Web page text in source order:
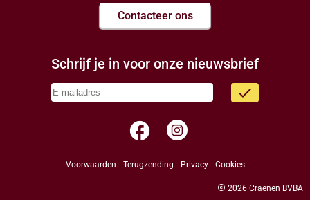
Contacteer ons
Schrijf je in voor onze nieuwsbrief
done
facebook
Voorwaarden Terugzending Privacy Cookies
copyright 2026 Craenen BVBA